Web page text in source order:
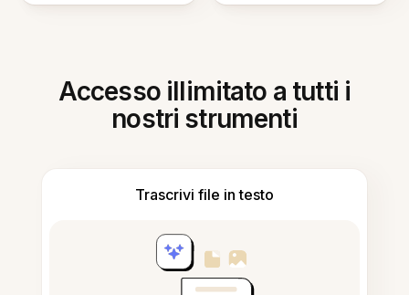
Accesso illimitato a tutti i
nostri strumenti
Trascrivi file in testo